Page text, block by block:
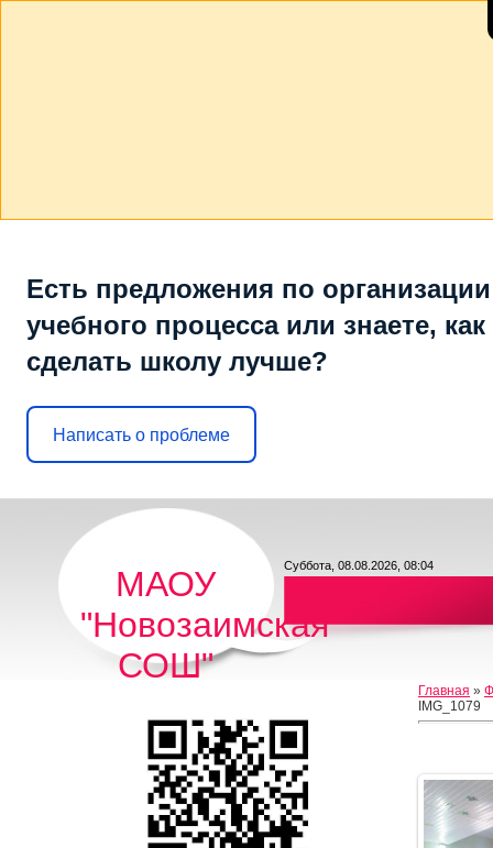
Есть предложения по организации
учебного процесса или знаете, как
сделать школу лучше?
Написать о проблеме
МАОУ
"Новозаимская
СОШ"
Суббота, 08.08.2026, 08:04
Главная »
IMG_1079